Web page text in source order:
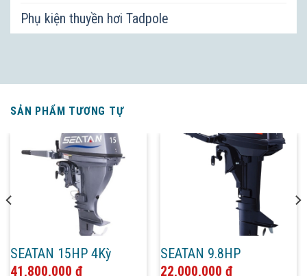
Phụ kiện thuyền hơi Tadpole
SẢN PHẨM TƯƠNG TỰ
SEATAN 15HP 4Kỳ
41,800,000 ₫
SEATAN 9.8HP
22,000,000 ₫